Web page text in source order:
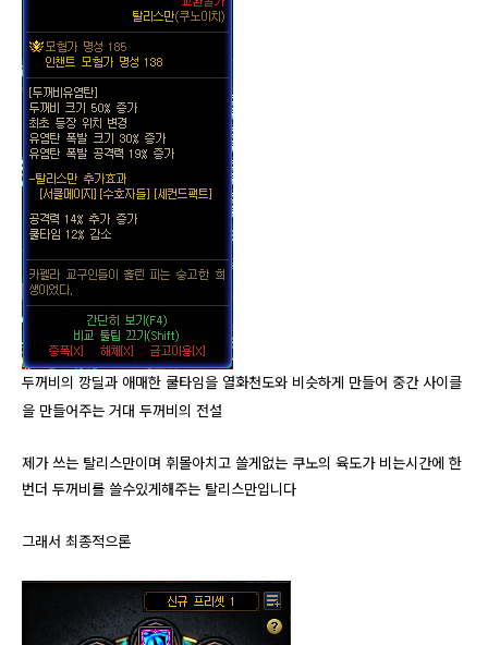
두꺼비의 깡딜과 애매한 쿨타임을 열화천도와 비슷하게 만들어 중간 사이클
을 만들어주는 거대 두꺼비의 전설
제가 쓰는 탈리스만이며 휘몰아치고 쓸게없는 쿠노의 육도가 비는시간에 한
번더 두꺼비를 쓸수있게해주는 탈리스만입니다
그래서 최종적으론